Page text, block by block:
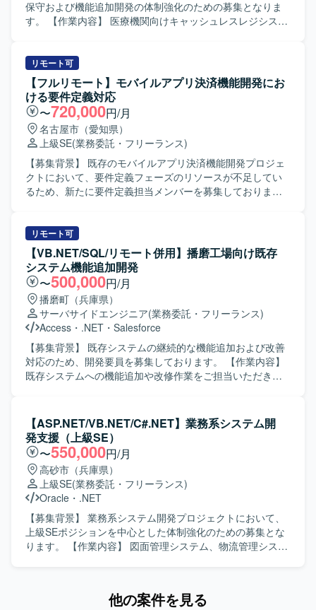
業務に取り組んでいただける方にマッチするポジションで
す。 【ポジションの魅力】 証券基幹システムという大規模
での開発経験を活かしつつ、証券業務知識やプロジェクト
マネジメントスキルを高めることができる環境です。顧客
折衝や案件管理などを通じて、技術力だけでなくビジネス
面でのスキルも磨いていただけます。 【開発環境】 Oracle
データベース上でのPL/SQL開発を中心に、UNIX環境での
C/C++およびCSHを用いた開発を行っております。フロン
ト・バッチなどの各種機能においてVB6.0およびVB.NETを
活用したシステム構成となっております。
保守および機能追加開発の体制強化のための募集となりま
す。 【作業内容】 医療機関向けキャッシュレスレジシステ
存機能の改修、障害対応、要望に基づく新機能の設計・実
装、APIを使用した外部システムとの連携機能の実装などを
担当していただきます。また、AI（Claude）を活用した実
装検討やプロトタイピングなども行っていただきます。
【求める人物像】 主体的に課題を発見し提案・推進できる
方を求めております。周囲と円滑にコミュニケーションを
取りながら開発を進められる方、既存システムの仕様理解
に粘り強く取り組める方にマッチするポジションです。
【ポジションの魅力】 医療機関向けのキャッシュレスレジ
システムという社会的意義の高いサービスに携わることが
リケーション開発やAI活用の経験を深めていただけます。
【開発環境】 VB.NETを用いたWindowsアプリケーション
開発環境での作業となります。API連携を前提としたシステ
ム構成となっており、AIツールとしてClaudeを利用可能で
す。
リモート可
【フルリモート】モバイルアプリ決済機能開発にお
ける要件定義対応
〜720,000円/月
名古屋市（愛知県）
上級SE(業務委託・フリーランス)
【募集背景】 既存のモバイルアプリ決済機能開発プロジェ
クトにおいて、要件定義フェーズのリソースが不足してい
るため、新たに要件定義担当メンバーを募集しておりま
とのミーティングに参加し、業務要件やシステム要件の整
理・文書化を行っていただきます。 既存メンバーと連携し
ながら、決済機能に関わる業務フローや画面・機能の要件
を整理し、合意形成を図りながらドキュメントへ落とし込
んでいただきます。 【求める人物像】 モバイルアプリおよ
び決済機能に関する知見を持ち、自ら主体的に情報を収集
しながら要件を整理できる方を求めております。 顧客との
コミュニケーションを通じて課題やニーズを的確に把握
し、分かりやすいドキュメントとしてまとめられる方が望
ましいです。 チームメンバーと協調しながらプロジェクト
を推進できる方を歓迎いたします。 【ポジションの魅力】
既にプロジェクトに参画しているリーダーからのフォロー
を受けながら、顧客との折衝や要件整理のスキルを高めて
いただけます。 【開発環境】 モバイルアプリを対象とした
決済機能開発プロジェクトにおいて、要件定義書などのド
キュメントベースで要件を整理する環境となっておりま
す。
リモート可
【VB.NET/SQL/リモート併用】播磨工場向け既存
システム機能追加開発
〜500,000円/月
播磨町（兵庫県）
サーバサイドエンジニア(業務委託・フリーランス)
Access ・ .NET ・ Salesforce
【募集背景】 既存システムの継続的な機能追加および改善
対応のため、開発要員を募集しております。 【作業内容】
既存システムへの機能追加や改修作業をご担当いただきま
りながら、仕様調整や不具合修正にも対応いただきます。
【求める人物像】 自立して業務を進められ、周囲と円滑に
コミュニケーションを取りながら開発を進められる方を求
めております。状況に応じて柔軟に対応し、既存システム
の理解を深めながら着実に作業を進めていただける方が望
ましいです。 【ポジションの魅力】 既存システムの機能追
加・改修を通じて業務知識と開発スキルの双方を高めてい
ただけます。長期的な参画が想定されており、システム全
体の構造理解を深めながら継続的に開発に携わることがで
きます。 【開発環境】 VB.NET を用いたアプリケーション
【ASP.NET/VB.NET/C#.NET】業務系システム開
発支援（上級SE）
〜550,000円/月
高砂市（兵庫県）
上級SE(業務委託・フリーランス)
Oracle ・ .NET
【募集背景】 業務系システム開発プロジェクトにおいて、
上級SEポジションを中心とした体制強化のための募集とな
ります。 【作業内容】 図面管理システム、物流管理システ
実装を行いながら、品質を意識した開発を推進していただ
他の案件を見る